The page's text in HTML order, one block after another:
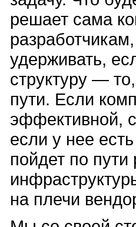
решает сама
удерживать,
структуру —
пути. Если
эффективной,
если у нее
пойдет по
на плечи